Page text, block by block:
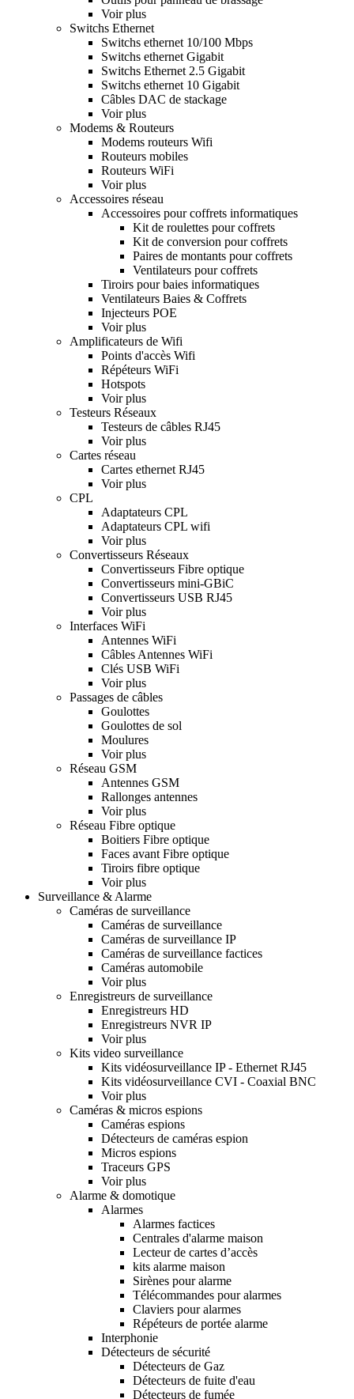
Voir plus
Switchs Ethernet
Switchs ethernet 10/100 Mbps
Switchs ethernet Gigabit
Switchs Ethernet 2.5 Gigabit
Switchs ethernet 10 Gigabit
Câbles DAC de stackage
Voir plus
Modems & Routeurs
Modems routeurs Wifi
Routeurs mobiles
Routeurs WiFi
Voir plus
Accessoires réseau
Accessoires pour coffrets informatiques
Kit de roulettes pour coffrets
Kit de conversion pour coffrets
Paires de montants pour coffrets
Ventilateurs pour coffrets
Tiroirs pour baies informatiques
Ventilateurs Baies & Coffrets
Injecteurs POE
Voir plus
Amplificateurs de Wifi
Points d'accès Wifi
Répéteurs WiFi
Hotspots
Voir plus
Testeurs Réseaux
Testeurs de câbles RJ45
Voir plus
Cartes réseau
Cartes ethernet RJ45
Voir plus
CPL
Adaptateurs CPL
Adaptateurs CPL wifi
Voir plus
Convertisseurs Réseaux
Convertisseurs Fibre optique
Convertisseurs mini-GBiC
Convertisseurs USB RJ45
Voir plus
Interfaces WiFi
Antennes WiFi
Câbles Antennes WiFi
Clés USB WiFi
Voir plus
Passages de câbles
Goulottes
Goulottes de sol
Moulures
Voir plus
Réseau GSM
Antennes GSM
Rallonges antennes
Voir plus
Réseau Fibre optique
Boitiers Fibre optique
Faces avant Fibre optique
Tiroirs fibre optique
Voir plus
Surveillance & Alarme
Caméras de surveillance
Caméras de surveillance
Caméras de surveillance IP
Caméras de surveillance factices
Caméras automobile
Voir plus
Enregistreurs de surveillance
Enregistreurs HD
Enregistreurs NVR IP
Voir plus
Kits video surveillance
Kits vidéosurveillance IP - Ethernet RJ45
Kits vidéosurveillance CVI - Coaxial BNC
Voir plus
Caméras & micros espions
Caméras espions
Détecteurs de caméras espion
Micros espions
Traceurs GPS
Voir plus
Alarme & domotique
Alarmes
Alarmes factices
Centrales d'alarme maison
Lecteur de cartes d’accès
kits alarme maison
Sirènes pour alarme
Télécommandes pour alarmes
Claviers pour alarmes
Répéteurs de portée alarme
Interphonie
Détecteurs de sécurité
Détecteurs de Gaz
Détecteurs de fuite d'eau
Détecteurs de fumée